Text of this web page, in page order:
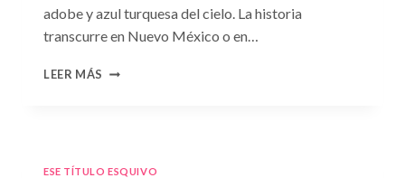
adobe y azul turquesa del cielo. La historia
transcurre en Nuevo México o en…
LEER MÁS CONSULTA
ESE TÍTULO ESQUIVO